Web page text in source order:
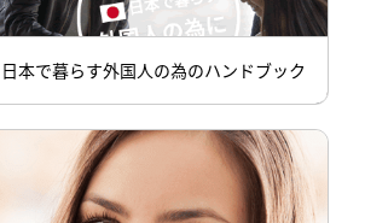
日本で暮らす外国人の為のハンドブック